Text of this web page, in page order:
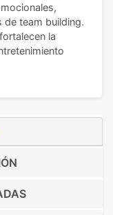
de team building.
la